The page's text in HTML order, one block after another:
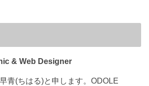
& Web Designer
青(ちはる)と申します。ODOLE